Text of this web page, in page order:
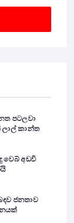
පටලවා
ලාල් කාන්ත
වෙබ් අඩවි
ජනතාව